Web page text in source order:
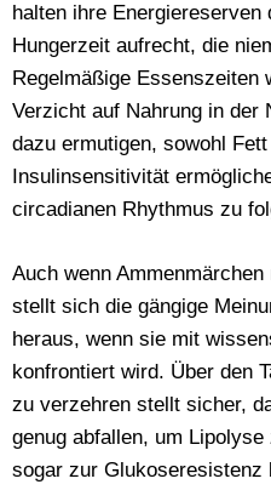
halten ihre
Hungerzeit aufrecht, die
Regelmäßige Essenszeiten
Verzicht auf Nahrung in der
dazu ermutigen, sowohl
Insulinsensitivität
circadianen Rhythmus zu
Auch wenn
stellt sich die gängige
heraus, wenn sie mit
konfrontiert wird. Über den
zu verzehren stellt sicher,
genug abfallen, um
sogar zur Glukoseresistenz